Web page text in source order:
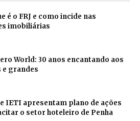
é o FRJ e como incide nas
imobiliárias
World: 30 anos encantando aos
e grandes
IETI apresentam plano de ações
o setor hoteleiro de Penha